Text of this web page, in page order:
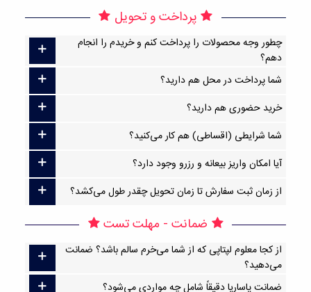
پرداخت و تحویل
چطور وجه محصولات را پرداخت کنم و خریدم را انجام
دهم؟
شما پرداخت در محل هم دارید؟
خرید حضوری هم دارید؟
شما شرایطی (اقساطی) هم کار می‌کنید؟
آیا امکان واریز بیعانه و رزرو وجود دارد؟
از زمان ثبت سفارش تا زمان تحویل چقدر طول می‌کشد؟
ضمانت - مهلت تست
از کجا معلوم لپتاپی که از شما می‌خرم سالم باشد؟ ضمانت
می‌دهید؟
ضمانت پاساریا دقیقاً شامل چه مواردی می‌شود؟